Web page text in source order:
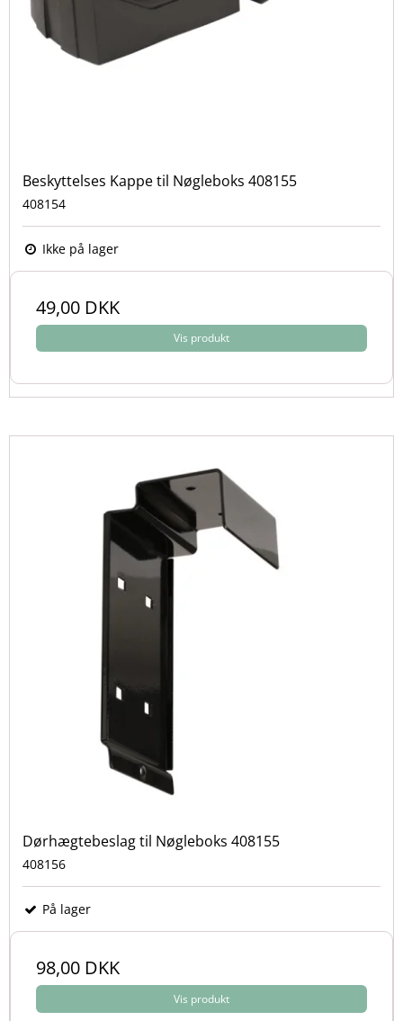
Beskyttelses Kappe til Nøgleboks 408155
408154
Ikke på lager
49,00 DKK
Vis produkt
Dørhægtebeslag til Nøgleboks 408155
408156
På lager
98,00 DKK
Vis produkt